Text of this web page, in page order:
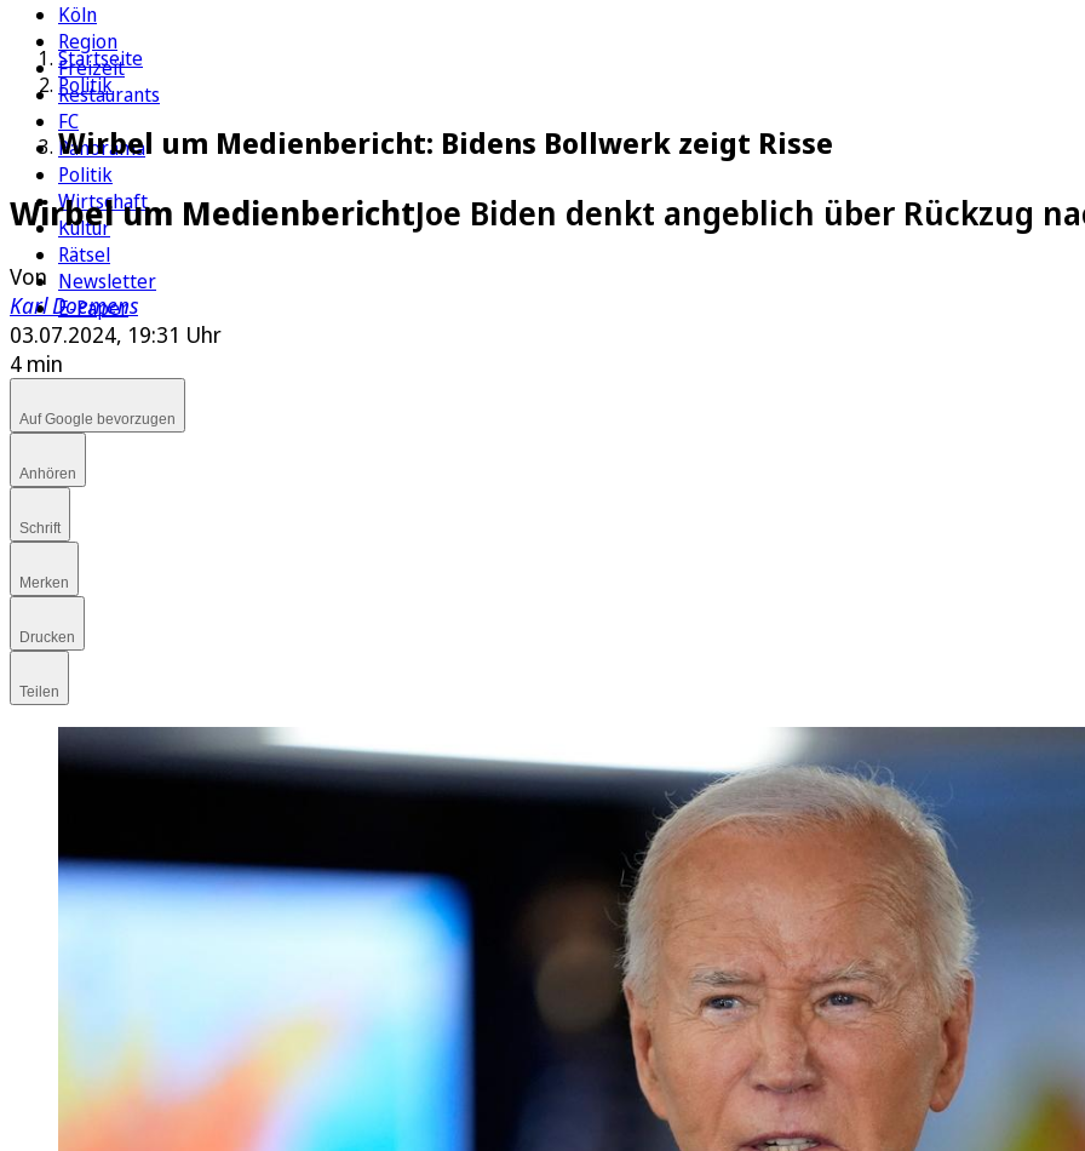
Köln
Region
Freizeit
Restaurants
FC
Panorama
Politik
Wirtschaft
Kultur
Rätsel
Newsletter
E-Paper
Startseite
Politik
Wirbel um Medienbericht: Bidens Bollwerk zeigt Risse
Wirbel um MedienberichtJoe Biden denkt angeblich über Rückzug
Von
Karl Doemens
03.07.2024, 19:31 Uhr
4 min
Auf Google bevorzugen
Anhören
Schrift
Merken
Drucken
Teilen